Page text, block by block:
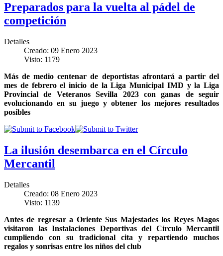
Preparados para la vuelta al pádel de
competición
Detalles
Creado: 09 Enero 2023
Visto: 1179
Más de medio centenar de deportistas afrontará a partir del
mes de febrero el inicio de la Liga Municipal IMD y la Liga
Provincial de Veteranos Sevilla 2023 con ganas de seguir
evolucionando en su juego y obtener los mejores resultados
posibles
La ilusión desembarca en el Círculo
Mercantil
Detalles
Creado: 08 Enero 2023
Visto: 1139
Antes de regresar a Oriente Sus Majestades los Reyes Magos
visitaron las Instalaciones Deportivas del Círculo Mercantil
cumpliendo con su tradicional cita y repartiendo muchos
regalos y sonrisas entre los niños del club